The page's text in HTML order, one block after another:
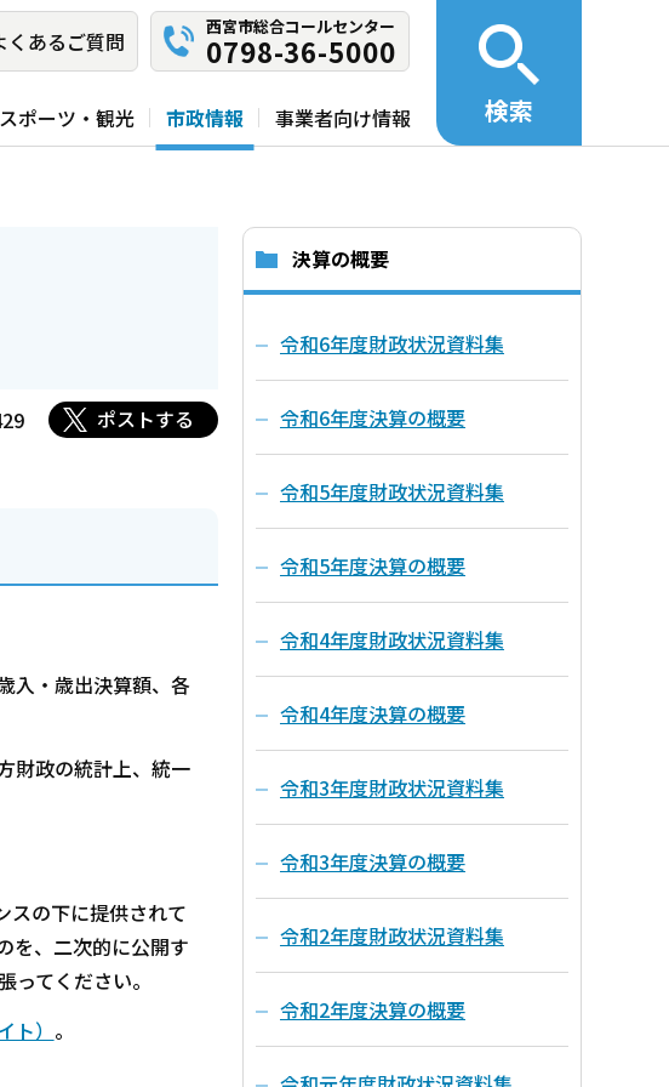
くあるご質問
西宮市総合コールセンター
0798-36-5000
ポーツ・観光 市政情報 事業者向け情報 検索
ポストする
入・歳出決算額、各
財政の統計上、統一
スの下に提供されて
を、二次的に公開す
てください。
） 。
決算の概要
令和6年度財政状況資料集
令和6年度決算の概要
令和5年度財政状況資料集
令和5年度決算の概要
令和4年度財政状況資料集
令和4年度決算の概要
令和3年度財政状況資料集
令和3年度決算の概要
令和2年度財政状況資料集
令和2年度決算の概要